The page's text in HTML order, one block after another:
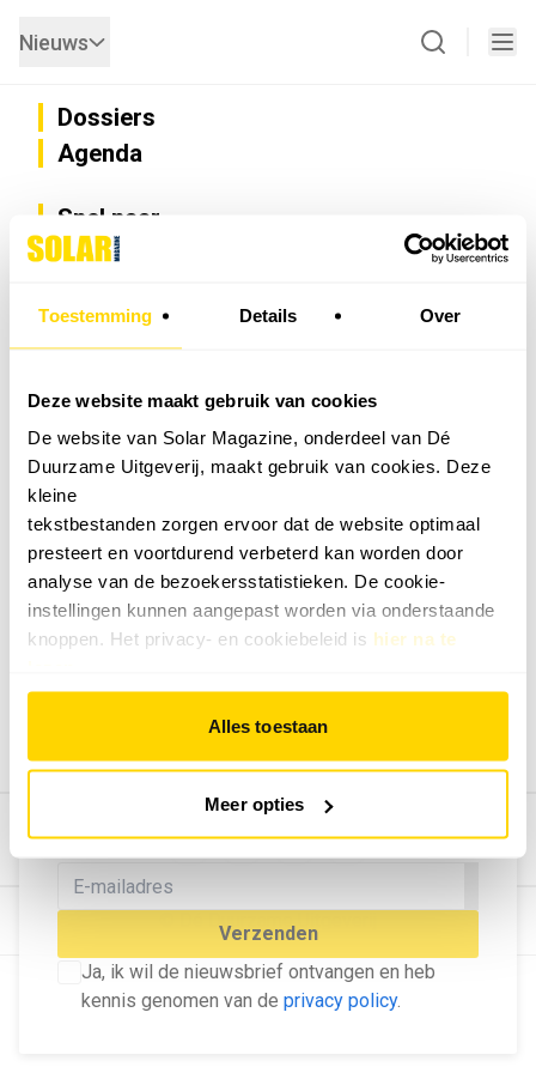
Toestemming Details Over
Deze website maakt gebruik van cookies
De website van Solar Magazine, onderdeel van Dé
Duurzame Uitgeverij, maakt gebruik van cookies. Deze
kleine
tekstbestanden zorgen ervoor dat de website optimaal
presteert en voortdurend verbeterd kan worden door
analyse van de bezoekersstatistieken. De cookie-
instellingen kunnen aangepast worden via onderstaande
knoppen. Het privacy- en cookiebeleid is hier na te
Alles toestaan
Meer opties
MELD U AAN VOOR ONZE
NIEUWSBRIEF
Blijf op de hoogte van het laatste nieuws!
Verzenden
Ja, ik wil de nieuwsbrief ontvangen en heb
kennis genomen van de privacy policy.
Nieuws
Dossiers
Agenda
Snel naar
Privacy
Nieuwsbrief
Vacatures
Installateurzoeker
Cookievoorkeuren wijzigen
English
Geef ons feedback
Vertel ons wat je van onze website vindt.
Tip de redactie
Bekijk hier de mogelijkheden.
© Dé Duurzame Uitgeverij